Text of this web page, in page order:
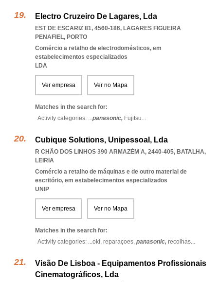
Electro Cruzeiro De Lagares, Lda
EST DE ESCARIZ 81, 4560-186, LAGARES FIGUEIRA
PENAFIEL, PORTO
Comércio a retalho de electrodomésticos, em
estabelecimentos especializados
LDA
Ver empresa Ver no Mapa
Matches in the search for:
Activity categories: ...panasonic, Fujitsu...
Cubique Solutions, Unipessoal, Lda
R CHÃO DOS LINHOS 390 ARMAZÉM A, 2440-405, BATALHA,
LEIRIA
Comércio a retalho de máquinas e de outro material de
escritório, em estabelecimentos especializados
UNIP
Ver empresa Ver no Mapa
Matches in the search for:
Activity categories: ...oki, reparaçoes, panasonic, recolhas...
Visão De Lisboa - Equipamentos Profissionais
Cinematográficos, Lda